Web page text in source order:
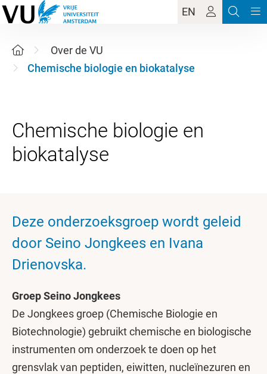
EN
Over de VU
Chemische biologie en biokatalyse
Chemische biologie en
Deze onderzoeksgroep wordt geleid
door Seino Jongkees en Ivana
Drienovska.
Groep Seino Jongkees
De Jongkees groep (Chemische Biologie en
Biotechnologie) gebruikt chemische en biologische
instrumenten om onderzoek te doen op het
grensvlak van peptiden, eiwitten, nucleïnezuren en